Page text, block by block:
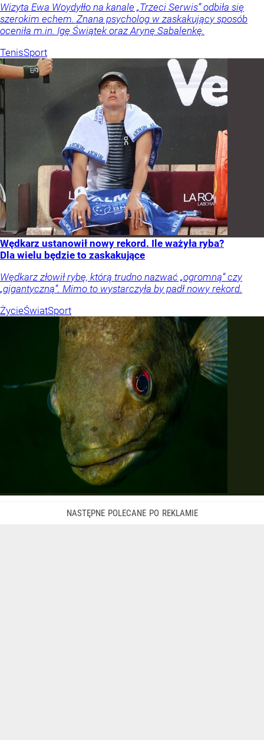
Wizyta Ewa Woydyłło na kanale „Trzeci Serwis” odbiła się
szerokim echem. Znana psycholog w zaskakujący sposób
oceniła m.in. Igę Świątek oraz Arynę Sabalenkę.
TenisSport
Wędkarz ustanowił nowy rekord. Ile ważyła ryba?
Dla wielu będzie to zaskakujące
Wędkarz złowił rybę, którą trudno nazwać „ogromną” czy
„gigantyczną”. Mimo to wystarczyła by padł nowy rekord.
ŻycieŚwiatSport